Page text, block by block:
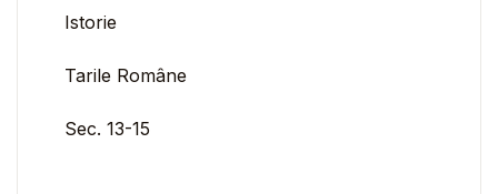
Istorie
Tarile Române
Sec. 13-15